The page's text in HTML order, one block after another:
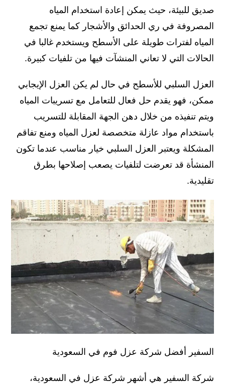
صديق للبيئة، حيث يمكن إعادة استخدام المياه
المصروفة في ري الحدائق والأشجار كما يمنع تجمع
المياه لفترات طويلة على الأسطح ويستخدم غالبا في
الحالات التي لا تعاني المنشآت فيها من تلفيات كبيرة.
العزل السلبي للأسطح في حال لم يكن العزل الإيجابي
ممكن، فهو يقدم حل فعال للتعامل مع تسريبات المياه
ويتم تنفيذه من خلال دهن الجهة المقابلة للتسريب
باستخدام مواد عازلة متخصصة لعزل المياه ومنع تفاقم
المشكلة ويعتبر العزل السلبي خيار مناسب عندما تكون
المنشأة قد تعرضت لتلفيات يصعب إصلاحها بطرق
تقليدية.
السفير أفضل شركة عزل فوم في السعودية
شركة السفير هي أشهر شركة عزل في السعودية،